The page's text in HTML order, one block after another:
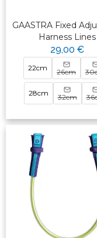
GAASTRA Fixed
Harness Lines
29,00 €
22cm 26cm
28cm 32cm